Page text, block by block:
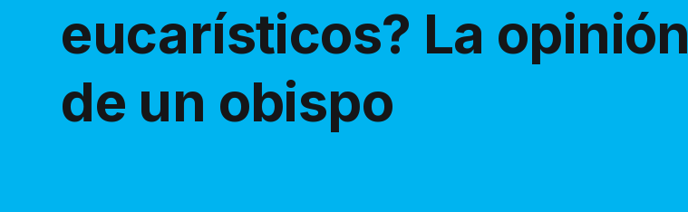
eucarísticos? La opinión
de un obispo